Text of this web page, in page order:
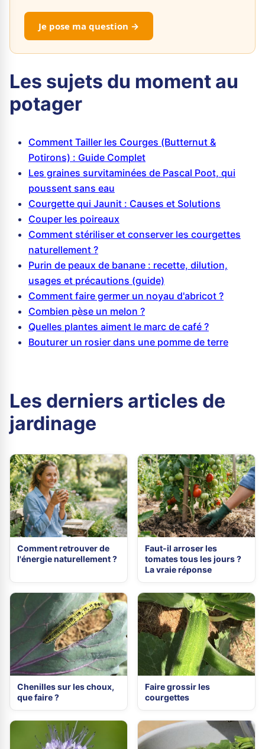
Je pose ma question →
Les sujets du moment au
potager
Comment Tailler les Courges (Butternut &
Potirons) : Guide Complet
Les graines survitaminées de Pascal Poot, qui
poussent sans eau
Courgette qui Jaunit : Causes et Solutions
Couper les poireaux
Comment stériliser et conserver les courgettes
naturellement ?
Purin de peaux de banane : recette, dilution,
usages et précautions (guide)
Comment faire germer un noyau d'abricot ?
Combien pèse un melon ?
Quelles plantes aiment le marc de café ?
Bouturer un rosier dans une pomme de terre
Les derniers articles de
jardinage
Comment retrouver de
l'énergie naturellement ?
Faut-il arroser les
tomates tous les jours ?
La vraie réponse
Chenilles sur les choux,
que faire ?
Faire grossir les
courgettes